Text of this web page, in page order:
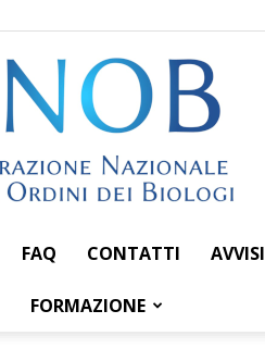
Federazione
FAQ CONTATTI AVVISI
FORMAZIONE